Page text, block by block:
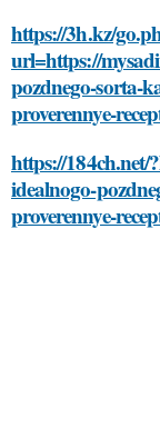
https://3h.kz/
url=https://
pozdnego-sorta-
proverennye-
https://
idealnogo-
proverennye-